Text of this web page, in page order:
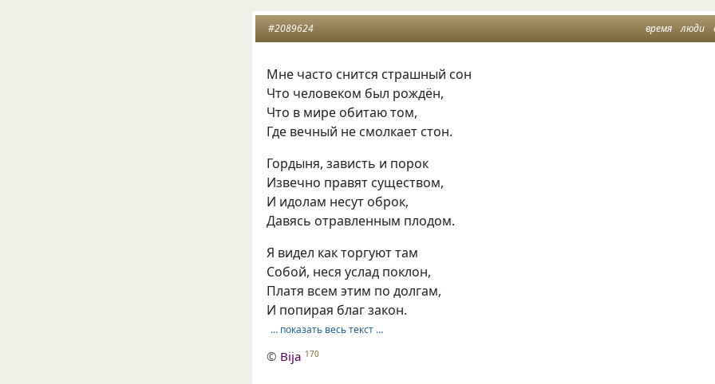
время люди
#2089624
Мне часто снится страшный сон
Что человеком был рождён,
Что в мире обитаю том,
Где вечный не смолкает стон.
Гордыня, зависть и порок
Извечно правят существом,
И идолам несут оброк,
Давясь отравленным плодом.
Я видел как торгуют там
Собой, неся услад поклон,
Платя всем этим по долгам,
И попирая благ закон.
… показать весь текст …
© Bija 170